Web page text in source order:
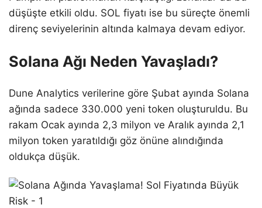
düşüşte etkili oldu. SOL fiyatı ise bu süreçte önemli
direnç seviyelerinin altında kalmaya devam ediyor.
Solana Ağı Neden Yavaşladı?
Dune Analytics verilerine göre Şubat ayında Solana
ağında sadece 330.000 yeni token oluşturuldu. Bu
rakam Ocak ayında 2,3 milyon ve Aralık ayında 2,1
milyon token yaratıldığı göz önüne alındığında
oldukça düşük.